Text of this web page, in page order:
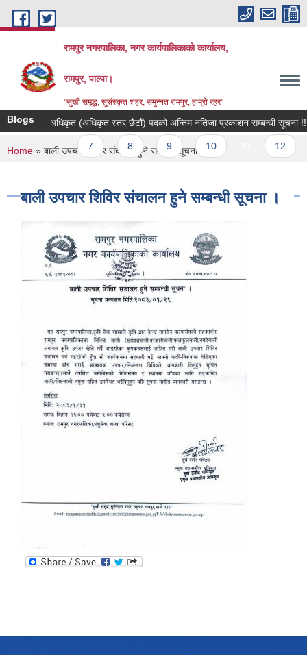
Skip to main content
रामपुर नगरपालिका, नगर कार्यपालिकाको कार्यालय,
रामपुर, पाल्पा।
"सुखी समृद्ध, सुसंस्कृत शहर, समुन्नत रामपुर, हाम्रो रहर"
Blogs
प्रविधि अधिकृत (अधिकृत स्तर छैटौं) पदको अन्तिम नतिजा प्रकाशन सम्बन्धी सूचना !!!
… 7 8 9 10
You are here
Home » बाली उपचार शिविर संचालन हुने सम्बन्धी सूचना ।
बाली उपचार शिविर संचालन हुने सम्बन्धी सूचना ।